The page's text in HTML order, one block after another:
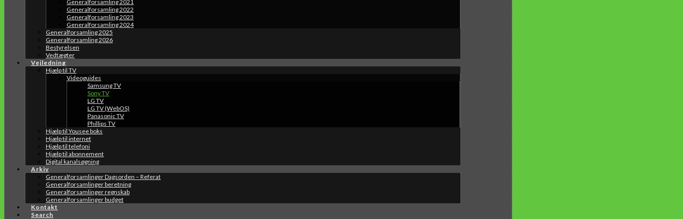
Generalforsamling 2021
Generalforsamling 2022
Generalforsamling 2023
Generalforsamling 2024
Generalforsamling 2025
Generalforsamling 2026
Bestyrelsen
Vedtægter
Vejledning
Hjælp til TV
Videoguides
Samsung TV
Sony TV
LG TV
LG TV (WebOS)
Panasonic TV
Phillips TV
Hjælp til Yousee boks
Hjælp til internet
Hjælp til telefoni
Hjælp til abonnement
Digital kanalsøgning
Arkiv
Generalforsamlinger Dagsorden – Referat
Generalforsamlinger beretning
Generalforsamlinger regnskab
Generalforsamlinger budget
Kontakt
Search